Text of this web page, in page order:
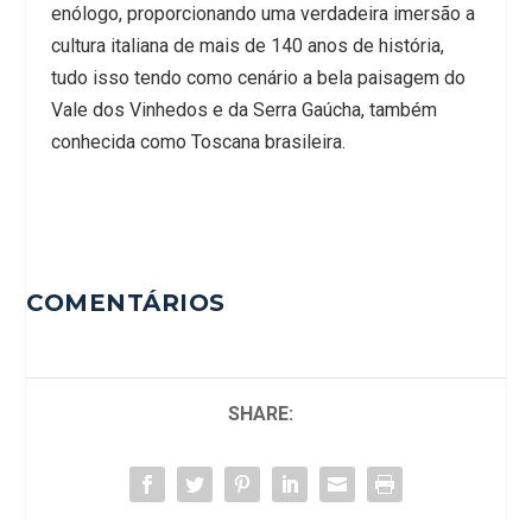
enólogo, proporcionando uma verdadeira imersão a
cultura italiana de mais de 140 anos de história,
tudo isso tendo como cenário a bela paisagem do
Vale dos Vinhedos e da Serra Gaúcha, também
conhecida como Toscana brasileira.
COMENTÁRIOS
SHARE: